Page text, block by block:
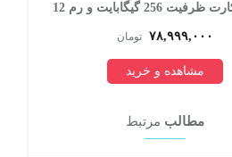
دو سیم کارت ظرفیت 256 گیگابایت و رم 12
۷۸,۹۹۹,۰۰۰ تومان
مشاهده و خرید
مطالب مرتبط